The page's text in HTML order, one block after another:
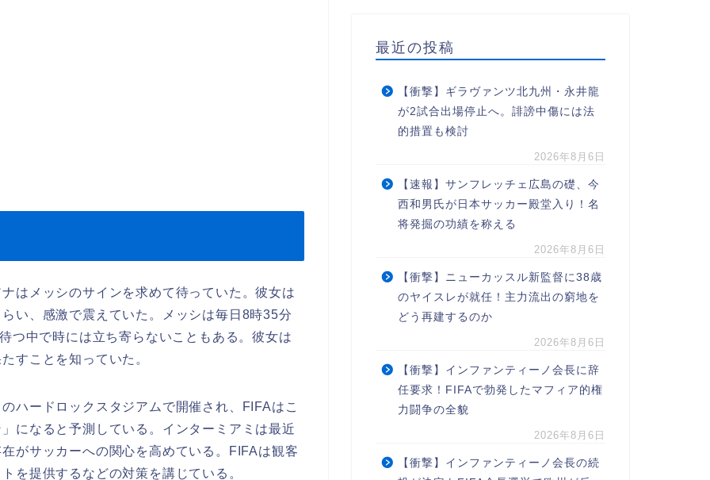
はメッシのサインを求めて待っていた。彼女は
い、感激で震えていた。メッシは毎日8時35分
つ中で時には立ち寄らないこともある。彼女は
すことを知っていた。
ハードロックスタジアムで開催され、FIFAはこ
になると予測している。インターミアミは最近
がサッカーへの関心を高めている。FIFAは観客
を提供するなどの対策を講じている。
最近の投稿
【衝撃】ギラヴァンツ北九州・永井龍
が2試合出場停止へ。誹謗中傷には法
的措置も検討
2026年8月6日
【速報】サンフレッチェ広島の礎、今
西和男氏が日本サッカー殿堂入り！名
将発掘の功績を称える
2026年8月6日
【衝撃】ニューカッスル新監督に38歳
のヤイスレが就任！主力流出の窮地を
どう再建するのか
2026年8月6日
【衝撃】インファンティーノ会長に辞
任要求！FIFAで勃発したマフィア的権
力闘争の全貌
2026年8月6日
【衝撃】インファンティーノ会長の続